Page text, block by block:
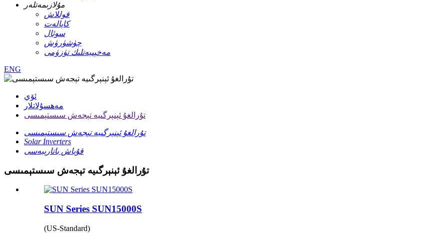
مۇلازىمەتلەر
قوللاش
كاپالەت
سوئال
چۈشۈرۈش
مەخپىيەتلىك تۈزۈمى
ENG
ئۆي
مەھسۇلاتلار
تۇرالغۇ ئېنېرگىيە تېجەش سىستېمىسى
تۇرالغۇ ئېنېرگىيە تېجەش سىستېمىسى
Solar Inverters
قۇياش باتارېيەسى
تۇرالغۇ ئېنېرگىيە تېجەش سىستېمىسى
SUN Series SUN15000S
(US-Standard)